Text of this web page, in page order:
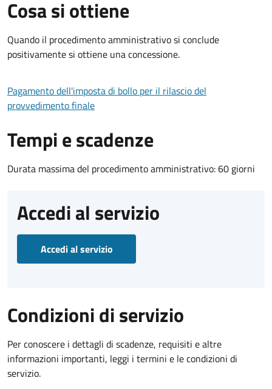
Cosa si ottiene
Quando il procedimento amministrativo si conclude
positivamente si ottiene una concessione.
Pagamento dell'imposta di bollo per il rilascio del
provvedimento finale
Tempi e scadenze
Durata massima del procedimento amministrativo: 60 giorni
Accedi al servizio
Accedi al servizio
Condizioni di servizio
Per conoscere i dettagli di scadenze, requisiti e altre
informazioni importanti, leggi i termini e le condizioni di
servizio.